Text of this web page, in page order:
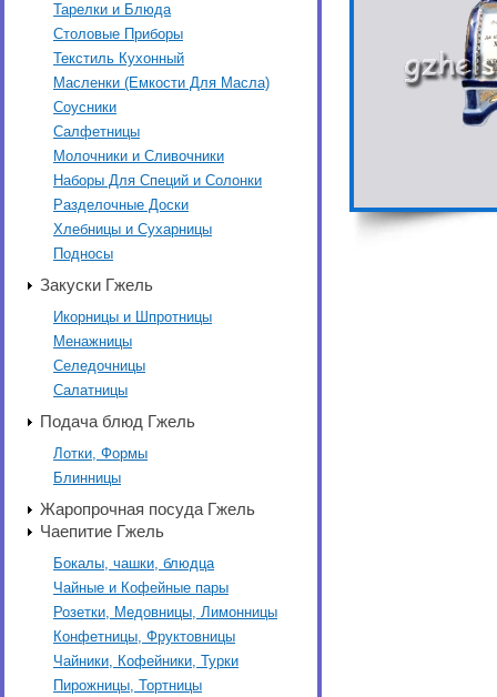
Тарелки и Блюда
Столовые Приборы
Текстиль Кухонный
Масленки (Емкости Для Масла)
Соусники
Салфетницы
Молочники и Сливочники
Наборы Для Специй и Солонки
Разделочные Доски
Хлебницы и Сухарницы
Подносы
Закуски Гжель
Икорницы и Шпротницы
Менажницы
Селедочницы
Салатницы
Подача блюд Гжель
Лотки, Формы
Блинницы
Жаропрочная посуда Гжель
Чаепитие Гжель
Бокалы, чашки, блюдца
Чайные и Кофейные пары
Розетки, Медовницы, Лимонницы
Конфетницы, Фруктовницы
Чайники, Кофейники, Турки
Пирожницы, Тортницы